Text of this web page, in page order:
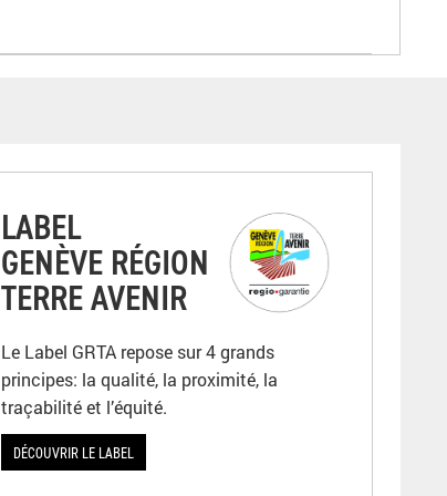
LABEL
GENÈVE RÉGION
TERRE AVENIR
Le Label GRTA repose sur 4 grands
principes: la qualité, la proximité, la
traçabilité et l’équité.
DÉCOUVRIR LE LABEL